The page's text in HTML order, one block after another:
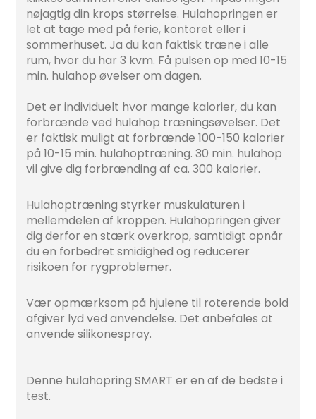
nøjagtig din krops størrelse. Hulahopringen er
let at tage med på ferie, kontoret eller i
sommerhuset. Ja du kan faktisk træne i alle
rum, hvor du har 3 kvm. Få pulsen op med 10-15
min. hulahop øvelser om dagen.
Det er individuelt hvor mange kalorier, du kan
forbrænde ved hulahop træningsøvelser. Det
er faktisk muligt at forbrænde 100-150 kalorier
på 10-15 min. hulahoptræning. 30 min. hulahop
vil give dig forbrænding af ca. 300 kalorier.
Hulahoptræning styrker muskulaturen i
mellemdelen af kroppen. Hulahopringen giver
dig derfor en stærk overkrop, samtidigt opnår
du en forbedret smidighed og reducerer
risikoen for rygproblemer.
Vær opmærksom på hjulene til roterende bold
afgiver lyd ved anvendelse. Det anbefales at
anvende silikonespray.
Denne hulahopring SMART er en af de bedste i
test.